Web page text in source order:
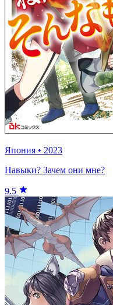
Япония • 2023
Навыки? Зачем они мне?
9.5